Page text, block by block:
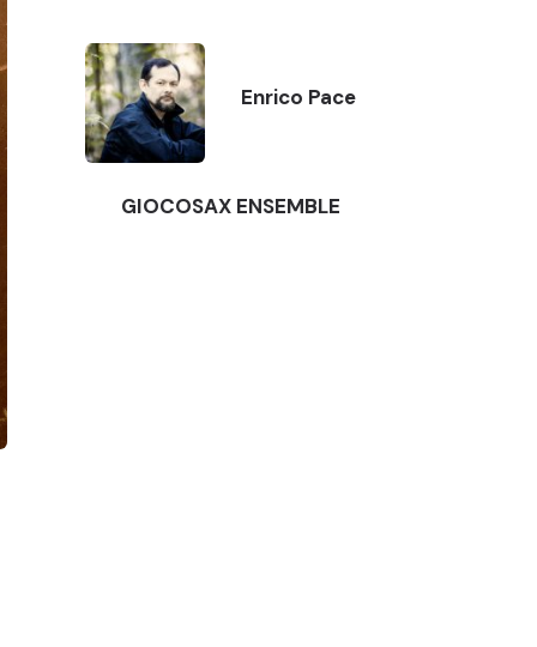
Enrico Pace
GIOCOSAX ENSEMBLE